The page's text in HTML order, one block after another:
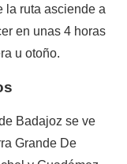
la ruta asciende a
en unas 4 horas
u otoño.
Badajoz se ve
Grande De